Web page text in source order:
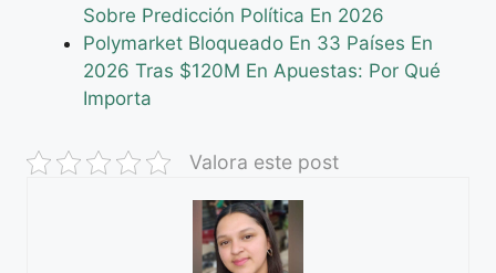
Sobre Predicción Política En 2026
Polymarket Bloqueado En 33 Países En
2026 Tras $120M En Apuestas: Por Qué
Importa
Valora este post